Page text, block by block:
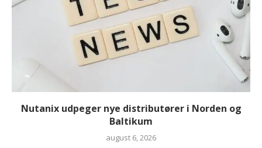
Nutanix udpeger nye distributører i Norden og
Baltikum
august 6, 2026